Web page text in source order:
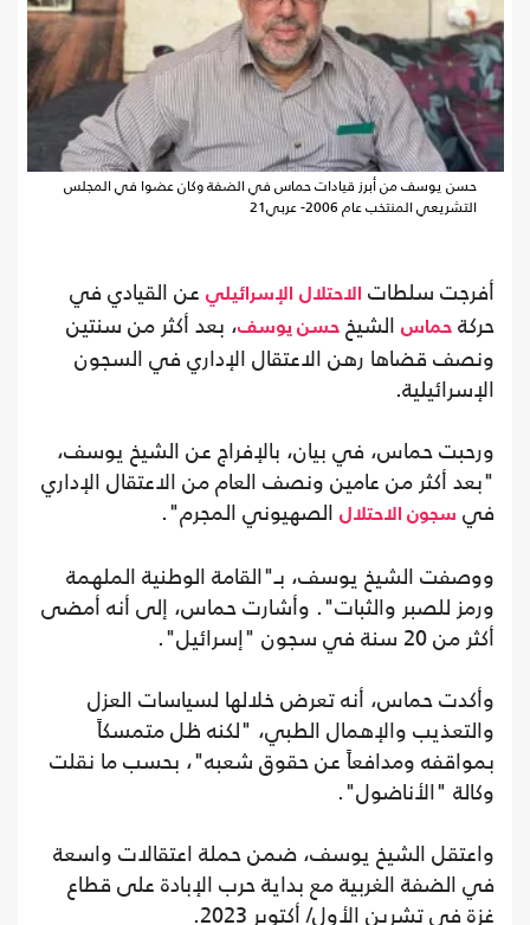
حسن يوسف من أبرز قيادات حماس في الضفة وكان عضوا في المجلس
التشريعي المنتخب عام 2006- عربي21
أفرجت سلطات الاحتلال الإسرائيلي عن القيادي في
حركة حماس الشيخ حسن يوسف، بعد أكثر من سنتين
ونصف قضاها رهن الاعتقال الإداري في السجون
الإسرائيلية.
ورحبت حماس، في بيان، بالإفراج عن الشيخ يوسف،
"بعد أكثر من عامين ونصف العام من الاعتقال الإداري
في سجون الاحتلال الصهيوني المجرم".
ووصفت الشيخ يوسف، بـ"القامة الوطنية الملهمة
ورمز للصبر والثبات". وأشارت حماس، إلى أنه أمضى
أكثر من 20 سنة في سجون "إسرائيل".
وأكدت حماس، أنه تعرض خلالها لسياسات العزل
والتعذيب والإهمال الطبي، "لكنه ظل متمسكاً
بمواقفه ومدافعاً عن حقوق شعبه"، بحسب ما نقلت
وكالة "الأناضول".
واعتقل الشيخ يوسف، ضمن حملة اعتقالات واسعة
في الضفة الغربية مع بداية حرب الإبادة على قطاع
غزة في تشرين الأول/ أكتوبر 2023.